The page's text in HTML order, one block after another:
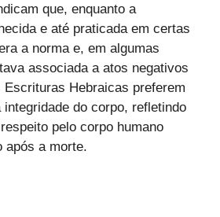
que, enquanto a
e até praticada em certas
a norma e, em algumas
associada a atos negativos
Escrituras Hebraicas preferem
do corpo, refletindo
pelo corpo humano
após a morte.